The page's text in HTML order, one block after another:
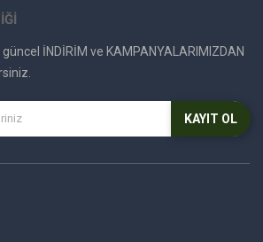
İNDİRİM ve KAMPANYALARIMIZDAN
KAYIT OL